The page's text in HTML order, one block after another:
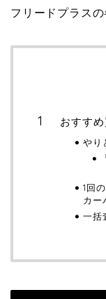
フリードプラス
おすす
やり
1回
カー
一括